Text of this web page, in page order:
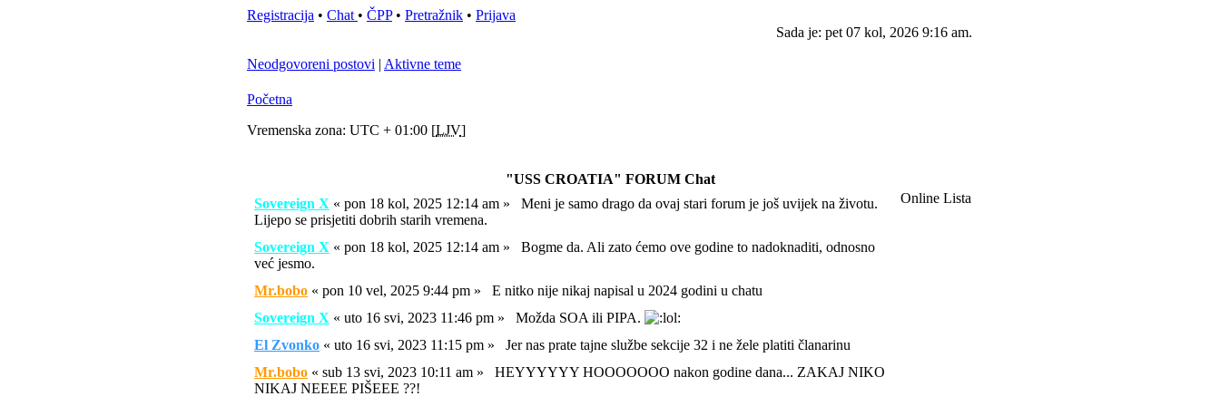
Registracija • Chat • ČPP• Pretražnik • Prijava
Sada je: pet 07 kol, 2026 9:16 am.
Neodgovoreni postovi | Aktivne teme
Početna
Vremenska zona: UTC + 01:00 [LJV]
"USS CROATIA" FORUM Chat
Sovereign X « pon 18 kol, 2025 12:14 am » Meni je samo drago da ovaj stari forum je još uvijek na životu.
Lijepo se prisjetiti dobrih starih vremena.
Sovereign X « pon 18 kol, 2025 12:14 am » Bogme da. Ali zato ćemo ove godine to nadoknaditi, odnosno
već jesmo.
Mr.bobo « pon 10 vel, 2025 9:44 pm » E nitko nije nikaj napisal u 2024 godini u chatu
Sovereign X « uto 16 svi, 2023 11:46 pm » Možda SOA ili PIPA.
El Zvonko « uto 16 svi, 2023 11:15 pm » Jer nas prate tajne službe sekcije 32 i ne žele platiti članarinu
Mr.bobo « sub 13 svi, 2023 10:11 am » HEYYYYYY HOOOOOOO nakon godine dana... ZAKAJ NIKO
NIKAJ NEEEE PIŠEEE ??!
Online Lista